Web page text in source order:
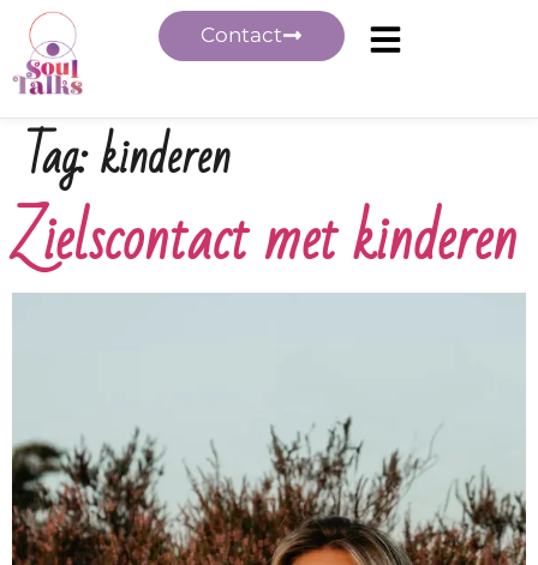
Contact
Tag:kinderen
Zielscontact met kinderen